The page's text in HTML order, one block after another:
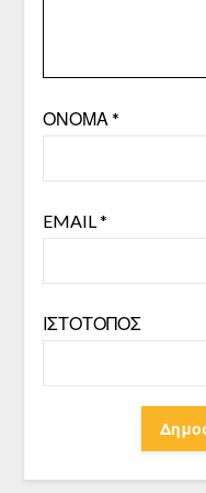
ΌΝΟΜΑ *
EMAIL*
ΙΣΤΌΤΟΠΟΣ